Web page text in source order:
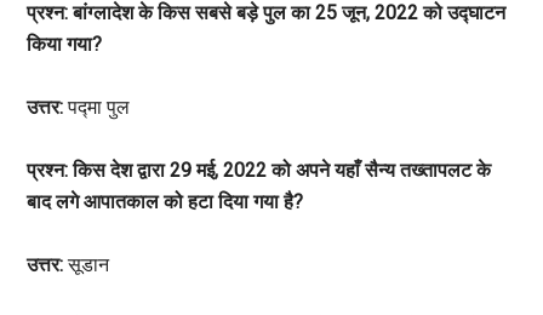
प्रश्न: बांग्लादेश के किस सबसे बड़े पुल का 25 जून, 2022 को उद्घाटन
किया गया?
उत्तर:पद्मा पुल
प्रश्न: किस देश द्वारा 29 मई, 2022 को अपने यहाँ सैन्य तख्तापलट के
बाद लगे आपातकाल को हटा दिया गया है?
उत्तर:सूडान